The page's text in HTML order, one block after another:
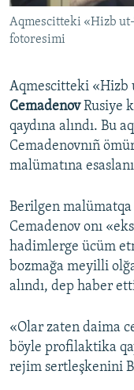
Aqmescitteki «Hizb
fotoresimi
Aqmescitteki «Hizb
CemadenovRusiye
qaydına alındı. Bu
Cemadenovnıñ
malümatına
Berilgen
Cemadenov onı
hadimlerge ücüm
bozmağa meyilli
alındı, dep haber
«Olar zaten daima
böyle profilaktika
rejim sertleşkenini